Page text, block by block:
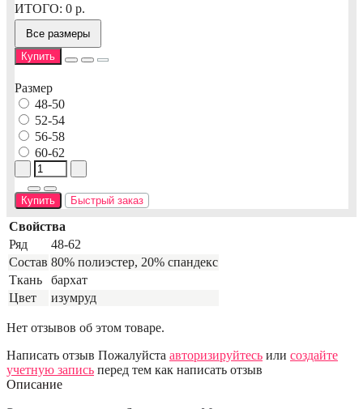
ИТОГО: 0 р.
Все размеры
Купить
Размер
48-50
52-54
56-58
60-62
Купить Быстрый заказ
Свойства
Ряд
48-62
Состав 80% полиэстер, 20% спандекс
Ткань
бархат
Цвет
изумруд
Нет отзывов об этом товаре.
Написать отзыв Пожалуйста авторизируйтесь или создайте
учетную запись перед тем как написать отзыв
Описание